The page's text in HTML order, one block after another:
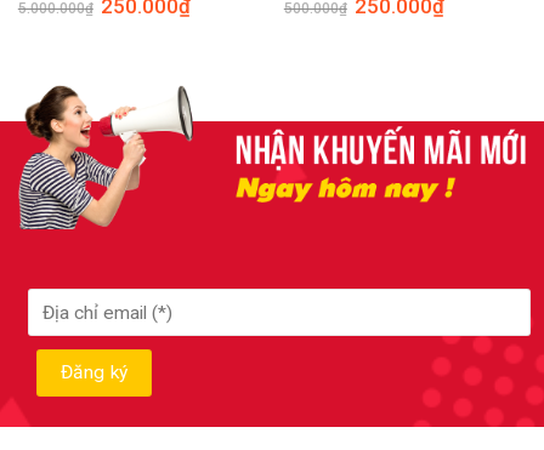
5.000.000₫ 250.000₫ 500.000₫ 250.000₫